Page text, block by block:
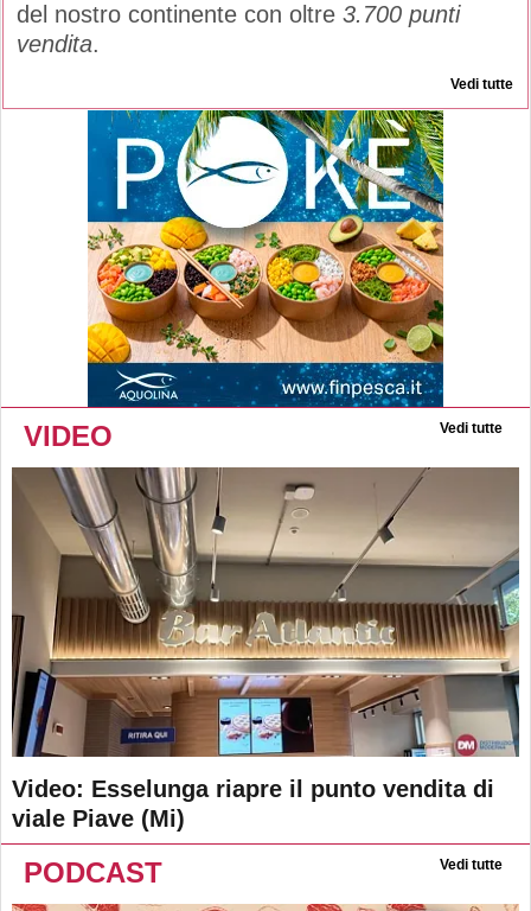
del nostro continente con oltre 3.700 punti
vendita.
Vedi tutte
VIDEO Vedi tutte
Video: Esselunga riapre il punto vendita di
viale Piave (Mi)
PODCAST Vedi tutte